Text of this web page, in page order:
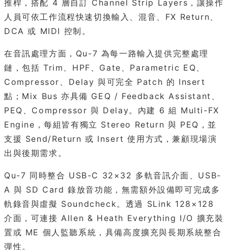
推桿，搭配 4 層自訂 Channel Strip Layers，讓操作
人員可依工作流程快速切換輸入、混音、FX Return、
DCA 或 MIDI 控制。
在音訊處理方面，Qu-7 為每一路輸入提供完整處理
鏈，包括 Trim、HPF、Gate、Parametric EQ、
Compressor、Delay 與可完全 Patch 的 Insert
點；Mix Bus 亦具備 GEQ / Feedback Assistant、
PEQ、Compressor 與 Delay。內建 6 組 Multi-FX
Engine，每組皆有獨立 Stereo Return 與 PEQ，並
支援 Send/Return 或 Insert 使用方式，兼顧現場演
出與後期需求。
Qu-7 同時整合 USB-C 32×32 多軌音訊介面、USB-
A 與 SD Card 錄放音功能，無需額外設備即可完成多
軌錄音與虛擬 Soundcheck。透過 SLink 128×128
介面，可連接 Allen & Heath Everything I/O 擴充裝
置或 ME 個人監聽系統，具備高度擴充與長期系統整合
彈性。